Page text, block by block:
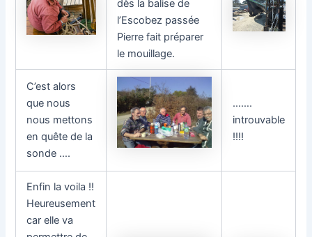
dès la balise de
l’Escobez passée
Pierre fait préparer
le mouillage.
C’est alors
que nous
nous mettons
en quête de la
sonde ….
…….
introuvable
!!!!
Enfin la voila !!
Heureusement
car elle va